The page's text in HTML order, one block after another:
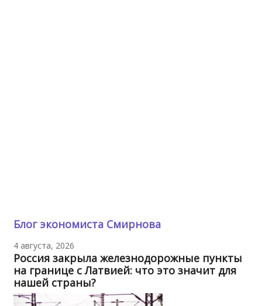
Блог экономиста Смирнова
4 августа, 2026
Россия закрыла железнодорожные пункты
на границе с Латвией: что это значит для
нашей страны?